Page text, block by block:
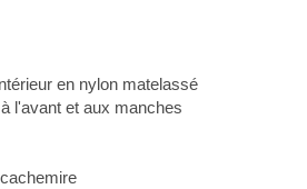
en nylon matelassé
l'avant et aux manches